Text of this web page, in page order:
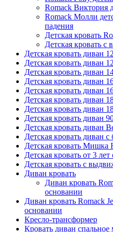
Romack Виктория
Romack Молли
падения
Детская кровать
Детская кровать
Детская кровать диван
Детская кровать диван
Детская кровать диван
Детская кровать диван
Детская кровать диван
Детская кровать диван
Детская кровать диван
Детская кровать диван
Детская кровать диван
Детская кровать диван
Детская кровать Мишка
Детская кровать от 3
Детская кровать с
Диван кровать
Диван кровать
основании
Диван кровать Romack
основании
Кресло-трансформер
Кровать диван спальное